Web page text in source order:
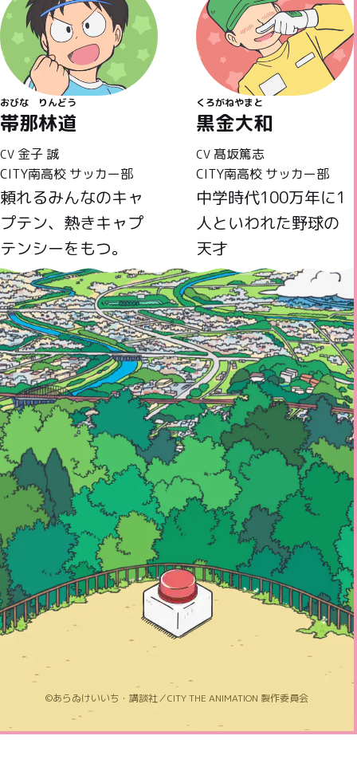
帯那
おびな
林道
りんどう
CV 金子 誠
CITY南高校 サッカー部
頼れるみんなのキャ
プテン、熱きキャプ
テンシーをもつ。
黒金
くろがね
大和
やまと
CV 髙坂篤志
CITY南高校 サッカー部
中学時代100万年に1
人といわれた野球の
天才
ページトップへ
©あらゐけいいち・講談社／CITY THE ANIMATION 製作委員会